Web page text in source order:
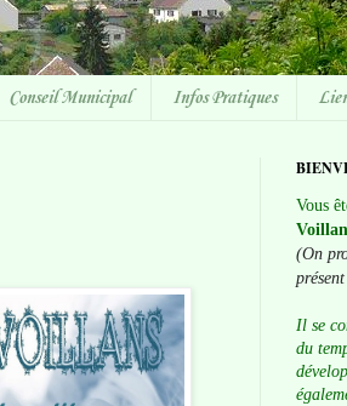
Conseil Municipal Infos Pratiques
Vous
(On
Il se
du